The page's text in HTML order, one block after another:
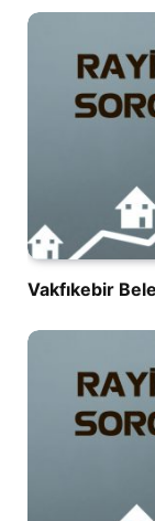
Vakfıkebir